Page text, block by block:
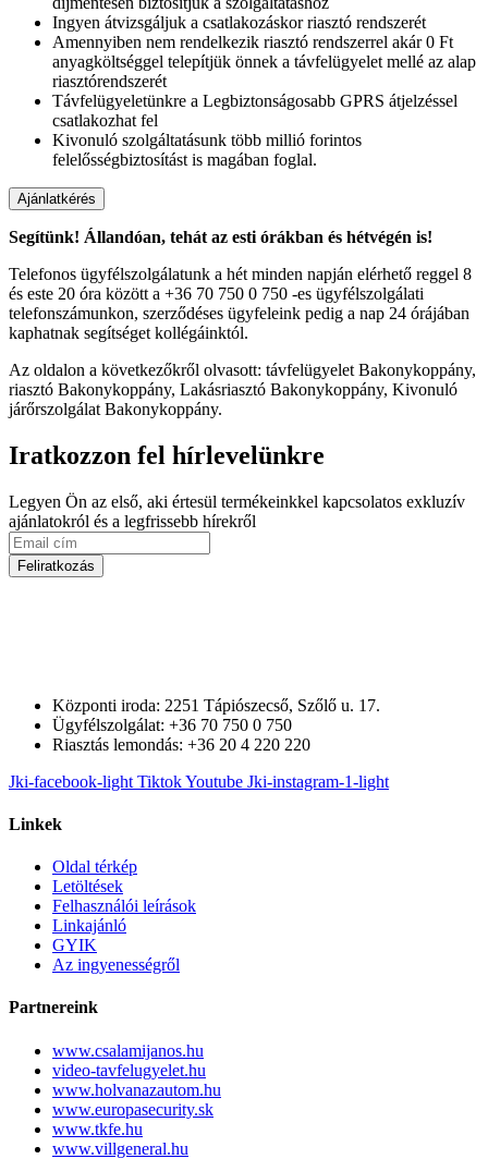
Ingyen átvizsgáljuk a csatlakozáskor riasztó rendszerét
Amennyiben nem rendelkezik riasztó rendszerrel akár 0 Ft
anyagköltséggel telepítjük önnek a távfelügyelet mellé az alap
riasztórendszerét
Távfelügyeletünkre a Legbiztonságosabb GPRS átjelzéssel
csatlakozhat fel
Kivonuló szolgáltatásunk több millió forintos
felelősségbiztosítást is magában foglal.
Segítünk! Állandóan, tehát az esti órákban és hétvégén is!
Telefonos ügyfélszolgálatunk a hét minden napján elérhető reggel 8
és este 20 óra között a +36 70 750 0 750 -es ügyfélszolgálati
telefonszámunkon, szerződéses ügyfeleink pedig a nap 24 órájában
kaphatnak segítséget kollégáinktól.
Az oldalon a következőkről olvasott: távfelügyelet Bakonykoppány,
riasztó Bakonykoppány, Lakásriasztó Bakonykoppány, Kivonuló
járőrszolgálat Bakonykoppány.
Iratkozzon fel hírlevelünkre
Legyen Ön az első, aki értesül termékeinkkel kapcsolatos exkluzív
ajánlatokról és a legfrissebb hírekről
Feliratkozás
Központi iroda: 2251 Tápiószecső, Szőlő u. 17.
Ügyfélszolgálat: +36 70 750 0 750
Riasztás lemondás: +36 20 4 220 220
Jki-facebook-light TiktokYoutube Jki-instagram-1-light
Linkek
Oldal térkép
Letöltések
Felhasználói leírások
Linkajánló
GYIK
Az ingyenességről
Partnereink
www.csalamijanos.hu
video-tavfelugyelet.hu
www.holvanazautom.hu
www.europasecurity.sk
www.tkfe.hu
www.villgeneral.hu